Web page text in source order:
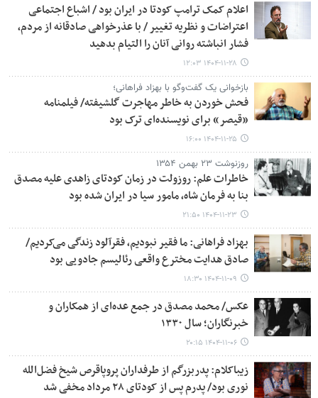
اعلام کمک ترامپ کودتا در ایران بود / اشباع اجتماعی
اعتراضات و نظریه تغییر / با عذرخواهی صادقانه از مردم،
فشار انباشته روانی آنان را التیام بدهید
۱۴۰۴-۱۱-۲۸ ۱۲:۰۳
بازخوانی یک گفت‌وگو با بهزاد فراهانی؛
فحش خوردن به خاطر مهاجرت گلشیفته/ فیلمنامه
«قیصر» برای نویسنده‌ای ترک بود
۱۴۰۴-۱۱-۲۵ ۱۶:۰۰
روزنوشت ۲۳ بهمن ۱۳۵۴
خاطرات علم: روزولت در زمان کودتای زاهدی علیه مصدق
بنا به فرمان شاه، مامور سیا در ایران شده بود
۱۴۰۴-۱۱-۲۳ ۲۱:۵۰
بهزاد فراهانی: ما فقیر نبودیم، فقرآلود زندگی می‌کردیم/
صادق هدایت مخترع واقعی رئالیسم جادویی بود
۱۴۰۴-۱۱-۰۹ ۱۸:۳۰
عکس/ محمد مصدق در جمع عده‌ای از همکاران و
خبرنگاران؛ سال ۱۳۳۰
۱۴۰۴-۱۱-۰۶ ۲۰:۱۵
زیباکلام: پدربزرگم از طرفداران پروپاقرص شیخ فضل‌الله‌
نوری بود/ پدرم پس از کودتای ۲۸ مرداد مخفی شد